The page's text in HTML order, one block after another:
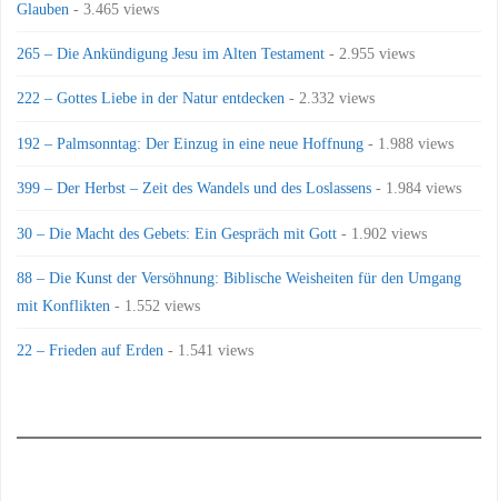
Glauben - 3.465 views
265 – Die Ankündigung Jesu im Alten Testament - 2.955 views
222 – Gottes Liebe in der Natur entdecken - 2.332 views
192 – Palmsonntag: Der Einzug in eine neue Hoffnung - 1.988 views
399 – Der Herbst – Zeit des Wandels und des Loslassens - 1.984 views
30 – Die Macht des Gebets: Ein Gespräch mit Gott - 1.902 views
88 – Die Kunst der Versöhnung: Biblische Weisheiten für den Umgang
mit Konflikten - 1.552 views
22 – Frieden auf Erden - 1.541 views